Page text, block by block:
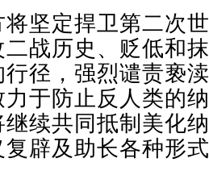
将坚定捍卫第二次
二战历史、贬低和
行径，强烈谴责亵
力于防止反人类的
继续共同抵制美化
复辟及助长各种形